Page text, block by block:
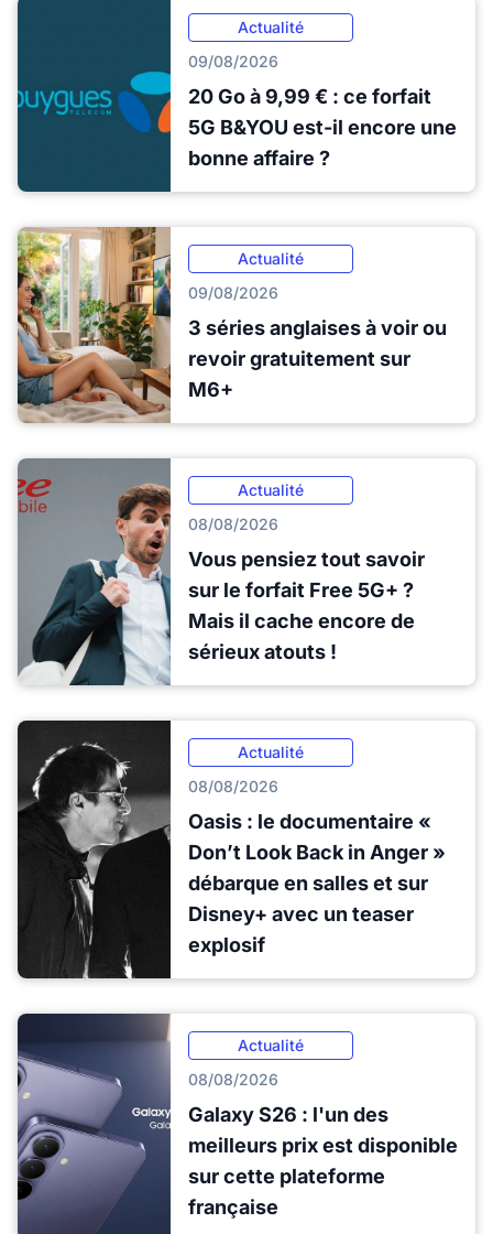
Actualité
09/08/2026
20 Go à 9,99 € : ce forfait
5G B&YOU est-il encore une
bonne affaire ?
Actualité
09/08/2026
3 séries anglaises à voir ou
revoir gratuitement sur
M6+
Actualité
08/08/2026
Vous pensiez tout savoir
sur le forfait Free 5G+ ?
Mais il cache encore de
sérieux atouts !
Actualité
08/08/2026
Oasis : le documentaire «
Don’t Look Back in Anger »
débarque en salles et sur
Disney+ avec un teaser
explosif
Actualité
08/08/2026
Galaxy S26 : l'un des
meilleurs prix est disponible
sur cette plateforme
française